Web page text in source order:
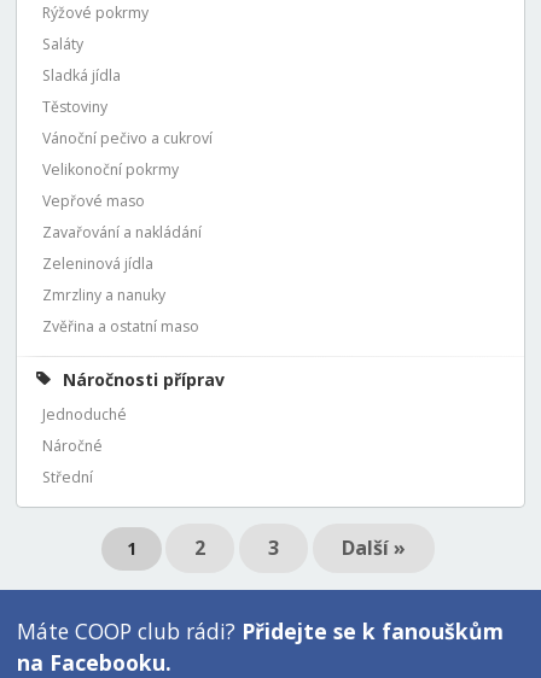
Rýžové pokrmy
Saláty
Sladká jídla
Těstoviny
Vánoční pečivo a cukroví
Velikonoční pokrmy
Vepřové maso
Zavařování a nakládání
Zeleninová jídla
Zmrzliny a nanuky
Zvěřina a ostatní maso
Náročnosti příprav
Jednoduché
Náročné
Střední
1 2 3 Další »
Máte COOP club rádi? Přidejte se k fanouškům
na Facebooku.